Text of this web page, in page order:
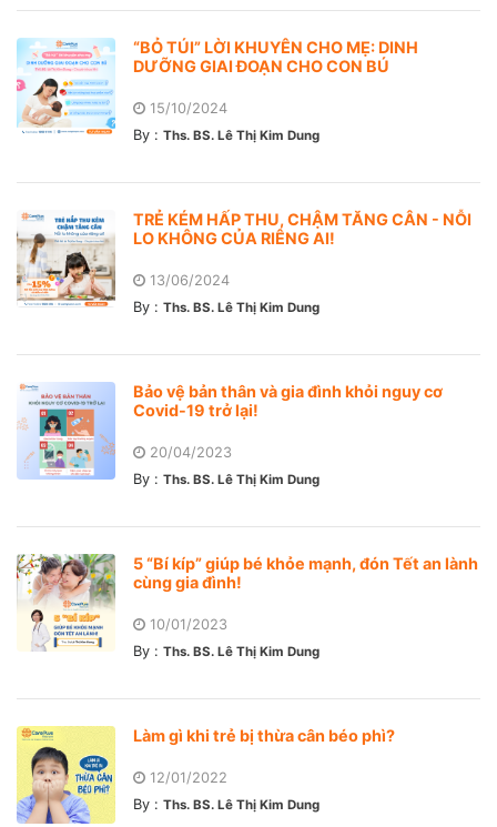
“BỎ TÚI” LỜI KHUYÊN CHO MẸ: DINH
DƯỠNG GIAI ĐOẠN CHO CON BÚ
15/10/2024
By : Ths. BS. Lê Thị Kim Dung
TRẺ KÉM HẤP THU, CHẬM TĂNG CÂN - NỖI
LO KHÔNG CỦA RIÊNG AI!
13/06/2024
By : Ths. BS. Lê Thị Kim Dung
Bảo vệ bản thân và gia đình khỏi nguy cơ
Covid-19 trở lại!
20/04/2023
By : Ths. BS. Lê Thị Kim Dung
5 “Bí kíp” giúp bé khỏe mạnh, đón Tết an lành
cùng gia đình!
10/01/2023
By : Ths. BS. Lê Thị Kim Dung
Làm gì khi trẻ bị thừa cân béo phì?
12/01/2022
By : Ths. BS. Lê Thị Kim Dung